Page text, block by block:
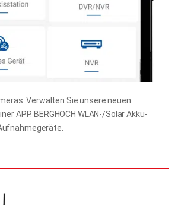
Verwalten Sie unsere neuen
APP. BERGHOCH WLAN-/Solar Akku-